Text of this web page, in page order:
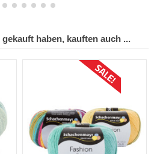
haben, kauften auch ...